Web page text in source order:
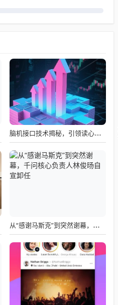
脑机接口技术揭秘，引领读心术革命的领跑者大盘点
从“感谢马斯克”到突然谢幕，千问核心负责人林俊旸自宣卸任